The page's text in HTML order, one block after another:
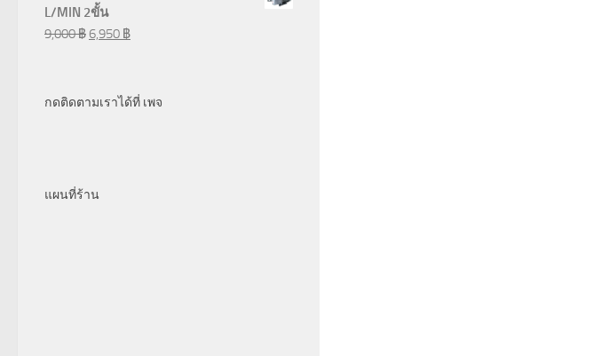
L/MIN 2ขั้น
9,000฿ 6,950 ฿
กดติดตามเราได้ที่ เพจ
แผนที่ร้าน